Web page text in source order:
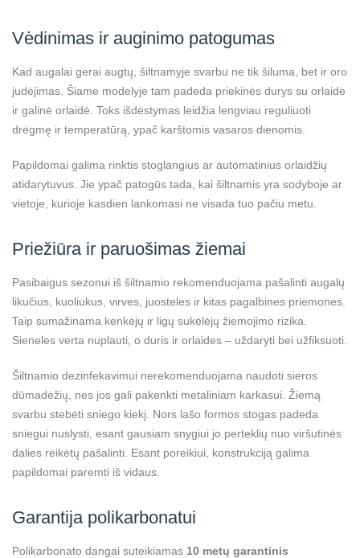
Vėdinimas ir auginimo patogumas
Kad augalai gerai augtų, šiltnamyje svarbu ne tik šiluma, bet ir oro
judėjimas. Šiame modelyje tam padeda priekinės durys su orlaide
ir galinė orlaidė. Toks išdėstymas leidžia lengviau reguliuoti
drėgmę ir temperatūrą, ypač karštomis vasaros dienomis.
Papildomai galima rinktis stoglangius ar automatinius orlaidžių
atidarytuvus. Jie ypač patogūs tada, kai šiltnamis yra sodyboje ar
vietoje, kurioje kasdien lankomasi ne visada tuo pačiu metu.
Priežiūra ir paruošimas žiemai
Pasibaigus sezonui iš šiltnamio rekomenduojama pašalinti augalų
likučius, kuoliukus, virves, juosteles ir kitas pagalbines priemones.
Taip sumažinama kenkėjų ir ligų sukėlėjų žiemojimo rizika.
Sieneles verta nuplauti, o duris ir orlaides – uždaryti bei užfiksuoti.
Šiltnamio dezinfekavimui nerekomenduojama naudoti sieros
dūmadėžių, nes jos gali pakenkti metaliniam karkasui. Žiemą
svarbu stebėti sniego kiekį. Nors lašo formos stogas padeda
sniegui nuslysti, esant gausiam snygiui jo perteklių nuo viršutinės
dalies reikėtų pašalinti. Esant poreikiui, konstrukciją galima
papildomai paremti iš vidaus.
Garantija polikarbonatui
Polikarbonato dangai suteikiamas 10 metų garantinis